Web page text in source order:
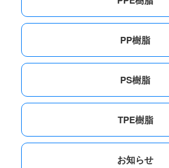
PP樹脂
PS樹脂
TPE樹脂
お知らせ